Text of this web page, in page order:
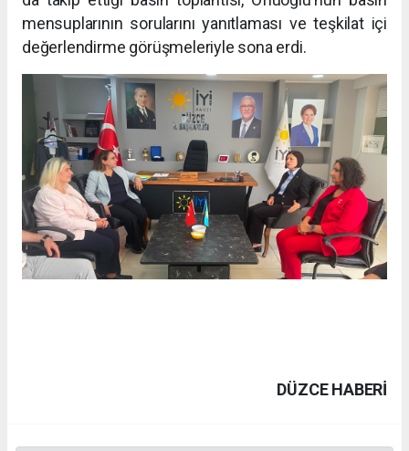
mensuplarının sorularını yanıtlaması ve teşkilat içi
değerlendirme görüşmeleriyle sona erdi.
DÜZCE HABERİ